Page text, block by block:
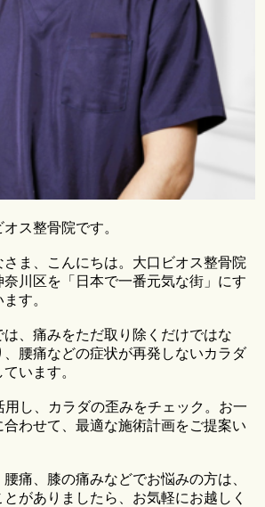
ス整骨院です。
ま、こんにちは。大口ビオス整骨院
川区を「日本で一番元気な街」にす
す。
、痛みをただ取り除くだけではな
、腰痛などの症状が再発しないカラダ
います。
用し、カラダの歪みをチェック。お一
合わせて、最適な施術計画をご提案い
痛、膝の痛みなどでお悩みの方は、
がありましたら、お気軽にお越しく